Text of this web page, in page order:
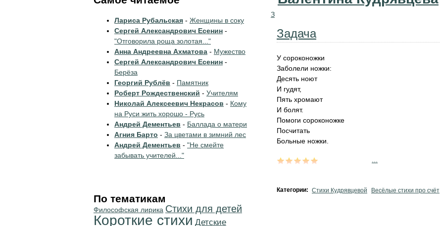
З
Задача
У сороконожки
Заболели ножки:
Десять ноют
И гудят,
Пять хромают
И болят.
Помоги сороконожке
Посчитать
Больные ножки.
Категории: Стихи Кудрявцевой Весёлые стихи про счёт
Лариса Рубальская - Женщины в соку
Сергей Александрович Есенин -
"Отговорила роща золотая..."
Анна Андреевна Ахматова - Мужество
Сергей Александрович Есенин -
Берёза
Георгий Рублёв - Памятник
Роберт Рождественский - Учителям
Николай Алексеевич Некрасов - Кому
на Руси жить хорошо - Русь
Андрей Дементьев - Баллада о матери
Агния Барто - За цветами в зимний лес
Андрей Дементьев - "Не смейте
забывать учителей..."
По тематикам
Философская лирика Стихи для детей
Короткие стихи Детские